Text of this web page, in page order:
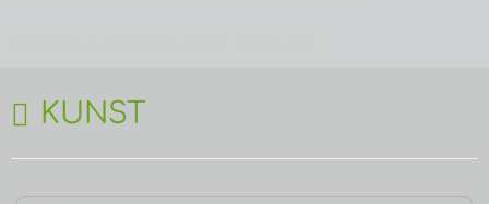
SCHLAGWORT:
KUNST